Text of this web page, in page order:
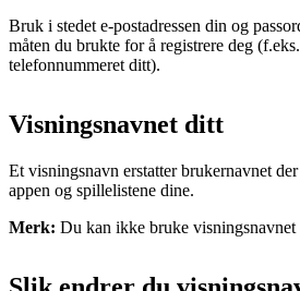
Bruk i stedet e-postadressen din og
måten du brukte for å registrere deg
telefonnummeret ditt).
Visningsnavnet ditt
Et visningsnavn erstatter brukernavnet
appen og spillelistene dine.
Merk: Du kan ikke bruke